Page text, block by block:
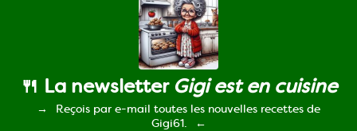
🍴 La newsletter Gigi est en cuisine
Reçois par e-mail toutes les nouvelles recettes de
Gigi61.